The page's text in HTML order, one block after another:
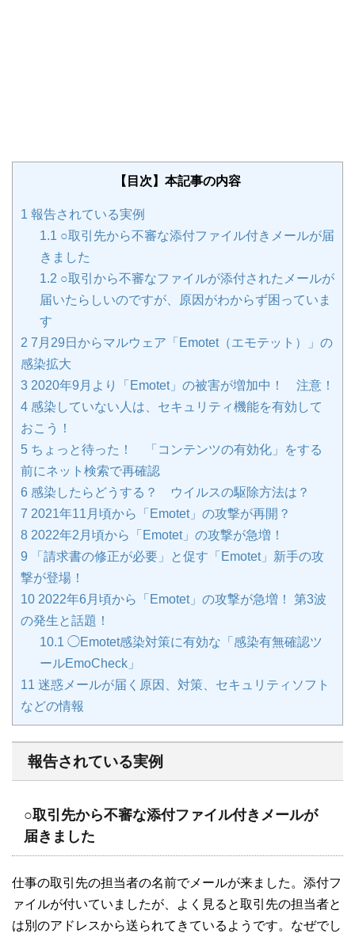
【目次】本記事の内容
1 報告されている実例
1.1 ○取引先から不審な添付ファイル付きメールが届
きました
1.2 ○取引から不審なファイルが添付されたメールが
届いたらしいのですが、原因がわからず困っていま
す
2 7月29日からマルウェア「Emotet（エモテット）」の
感染拡大
3 2020年9月より「Emotet」の被害が増加中！ 注意！
4 感染していない人は、セキュリティ機能を有効して
おこう！
5 ちょっと待った！ 「コンテンツの有効化」をする
前にネット検索で再確認
6 感染したらどうする？ ウイルスの駆除方法は？
7 2021年11月頃から「Emotet」の攻撃が再開？
8 2022年2月頃から「Emotet」の攻撃が急増！
9 「請求書の修正が必要」と促す「Emotet」新手の攻
撃が登場！
10 2022年6月頃から「Emotet」の攻撃が急増！ 第3波
の発生と話題！
10.1 ◯Emotet感染対策に有効な「感染有無確認ツ
ールEmoCheck」
11 迷惑メールが届く原因、対策、セキュリティソフト
などの情報
報告されている実例
○取引先から不審な添付ファイル付きメールが
届きました
仕事の取引先の担当者の名前でメールが来ました。添付フ
ァイルが付いていましたが、よく見ると取引先の担当者と
は別のアドレスから送られてきているようです。なぜでし